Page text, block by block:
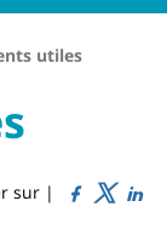
utiles
sur |